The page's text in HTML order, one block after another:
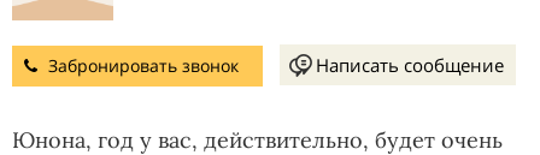
Забронировать звонок Написать сообщение
Юнона, год у вас, действительно, будет очень